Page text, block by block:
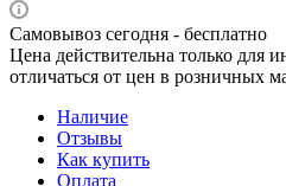
Самовывоз сегодня - бесплатно
Цена действительна только для
отличаться от цен в розничных
Наличие
Отзывы
Как купить
Оплата